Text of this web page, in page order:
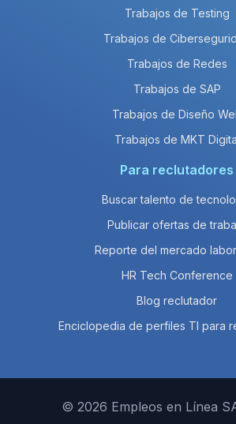
Trabajos de Testing
Trabajos de
Trabajos de Redes
Trabajos de SAP
Trabajos de Diseño
Trabajos de MKT
Para reclutadores
Buscar talento de
Publicar ofertas de
Reporte del mercado
HR Tech Conference
Blog reclutador
Enciclopedia de perfiles TI para
© 2026 Empleos en Línea